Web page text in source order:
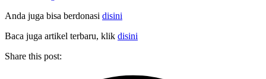
Anda juga bisa berdonasi disini
Baca juga artikel terbaru, klik disini
Share this post: